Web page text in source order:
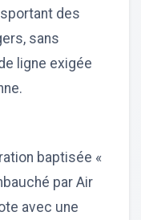
des
sans
ligne exigée
baptisée «
par Air
avec une